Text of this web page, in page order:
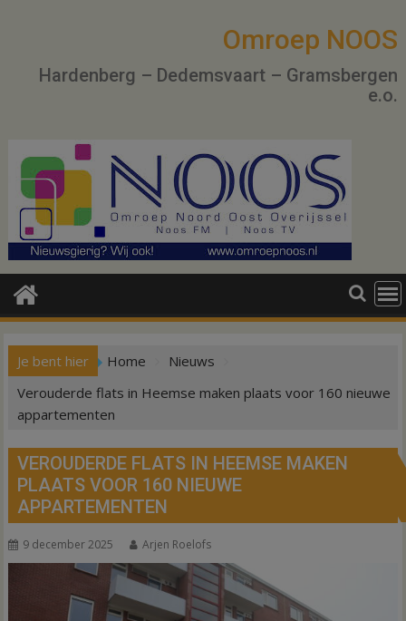
Omroep NOOS
Hardenberg – Dedemsvaart – Gramsbergen
e.o.
Je bent hier Home
Nieuws
Verouderde flats in Heemse maken plaats voor 160 nieuwe
appartementen
VEROUDERDE FLATS IN HEEMSE MAKEN
PLAATS VOOR 160 NIEUWE
APPARTEMENTEN
9 december 2025 Arjen Roelofs